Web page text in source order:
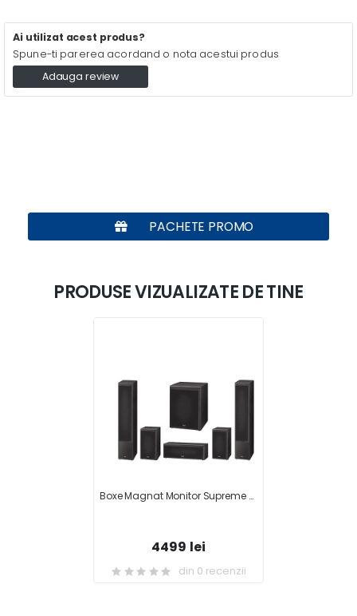
Ai utilizat acest produs?
Spune-ti parerea acordand o nota acestui produs
Adauga review
PACHETE PROMO
PRODUSE VIZUALIZATE DE TINE
Boxe Magnat Monitor Supreme 2002 + Boxe Magnat Monitor Supreme 202 + Boxa centru Magnat Monitor Supreme Center 252 + Subwoofer Magnat Monitor Supreme Sub302A
4499 lei
din 0 recenzii